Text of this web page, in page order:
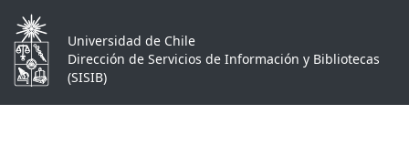
Universidad de Chile
Dirección de Servicios de Información y Bibliotecas
(SISIB)